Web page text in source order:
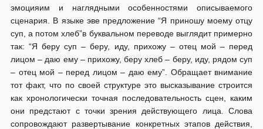
эмоцияим и наглядными особенностями описываемого
сценария. В языке эве предложение “Я приношу моему отцу
суп, а потом хлеб”в буквальном переводе выглядит примерно
так: “Я беру суп – беру, иду, прихожу – отец мой – перед
лицом – даю ему – прихожу, беру хлеб – беру, иду, рядом суп
– отец мой – перед лицом – даю ему”. Обращает внимание
тот факт, что по своей структуре это высказывание строится
как хронологически точная последовательность сцен, каким
они предстают с точки зрения действующего лица. Слова
сопровождают развертывание конкретных этапов действия,